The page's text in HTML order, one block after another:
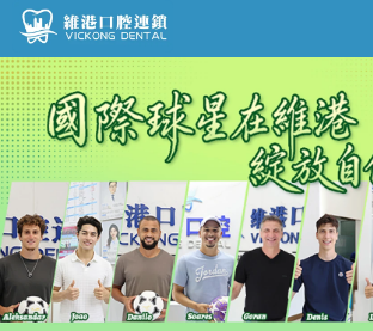
維港首頁
維港簡介
品牌介紹
環境設備
醫院新聞
收費標準
N
收費總表
植牙收費
醫生團隊